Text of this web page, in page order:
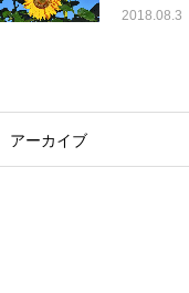
2018.08.3
アーカイブ